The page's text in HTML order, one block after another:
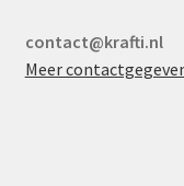
contact@krafti.nl
Meer